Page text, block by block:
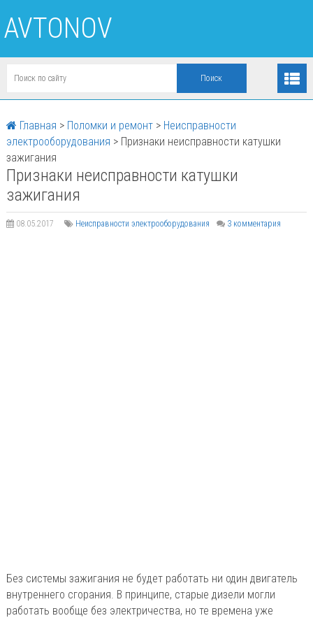
AVTONOV
Главная > Поломки и ремонт> Неисправности
электрооборудования > Признаки неисправности катушки
зажигания
Признаки неисправности катушки
зажигания
08.05.2017 Неисправности электрооборудования 3 комментария
Без системы зажигания не будет работать ни один двигатель
внутреннего сгорания. В принципе, старые дизели могли
работать вообще без электричества, но те времена уже